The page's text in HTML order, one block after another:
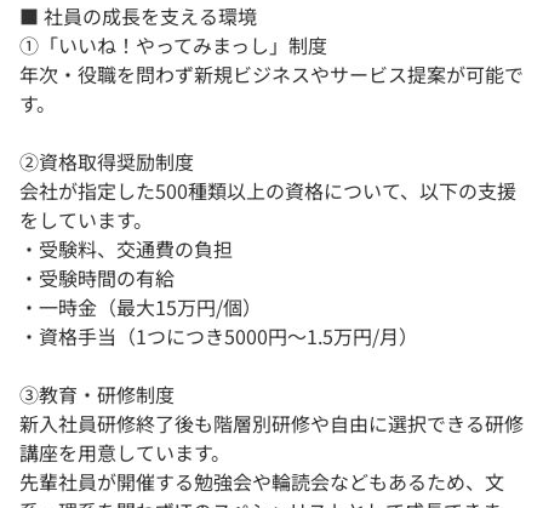
■ 社員の成長を支える環境
①「いいね！やってみまっし」制度
年次・役職を問わず新規ビジネスやサービス提案が可能で
す。
②資格取得奨励制度
会社が指定した500種類以上の資格について、以下の支援
をしています。
・受験料、交通費の負担
・受験時間の有給
・一時金（最大15万円/個）
・資格手当（1つにつき5000円～1.5万円/月）
③教育・研修制度
新入社員研修終了後も階層別研修や自由に選択できる研修
講座を用意しています。
先輩社員が開催する勉強会や輪読会などもあるため、文